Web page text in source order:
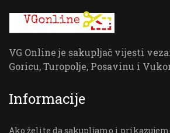
VG Online je sakupljač vijesti
Goricu, Turopolje, Posavinu i
Informacije
Ako želite da sakupljamo i